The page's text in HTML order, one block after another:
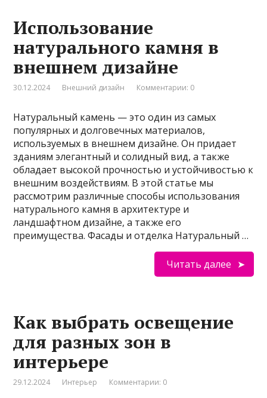
Использование
натурального камня в
внешнем дизайне
30.12.2024 Внешний дизайн Комментарии: 0
Натуральный камень — это один из самых
популярных и долговечных материалов,
используемых в внешнем дизайне. Он придает
зданиям элегантный и солидный вид, а также
обладает высокой прочностью и устойчивостью к
внешним воздействиям. В этой статье мы
рассмотрим различные способы использования
натурального камня в архитектуре и
ландшафтном дизайне, а также его
преимущества. Фасады и отделка Натуральный …
Читать далее
Как выбрать освещение
для разных зон в
интерьере
29.12.2024 Интерьер Комментарии: 0